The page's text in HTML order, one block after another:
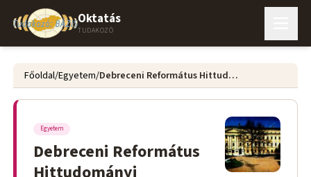
Oktatás
TUDAKOZÓ
Főoldal/Egyetem/ Debreceni Református Hittudományi Egyetem
Egyetem
Debreceni Református